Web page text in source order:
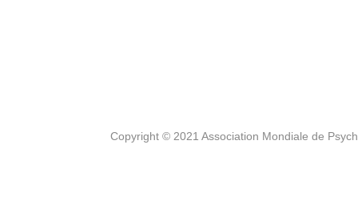
Copyright © 2021 Association Mondiale de